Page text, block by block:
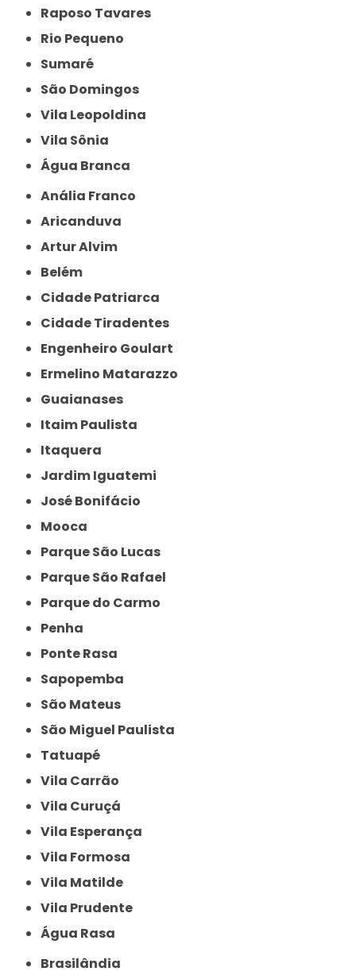
Raposo Tavares
Rio Pequeno
Sumaré
São Domingos
Vila Leopoldina
Vila Sônia
Água Branca
Anália Franco
Aricanduva
Artur Alvim
Belém
Cidade Patriarca
Cidade Tiradentes
Engenheiro Goulart
Ermelino Matarazzo
Guaianases
Itaim Paulista
Itaquera
Jardim Iguatemi
José Bonifácio
Mooca
Parque São Lucas
Parque São Rafael
Parque do Carmo
Penha
Ponte Rasa
Sapopemba
São Mateus
São Miguel Paulista
Tatuapé
Vila Carrão
Vila Curuçá
Vila Esperança
Vila Formosa
Vila Matilde
Vila Prudente
Água Rasa
Brasilândia